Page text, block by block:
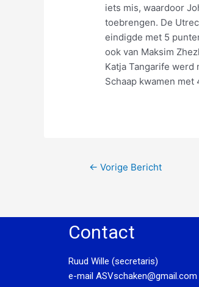
iets mis, waardoor
toebrengen. De
eindigde met 5
ook van Maksim
Katja Tangarife
Schaap kwamen met
← Vorige Bericht
Contact
Ruud Wille (secretaris)
e-mail ASVschaken@gmail.com